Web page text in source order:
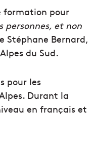
formation pour
personnes, et non
Stéphane Bernard,
du Sud.
pour les
Durant la
en français et